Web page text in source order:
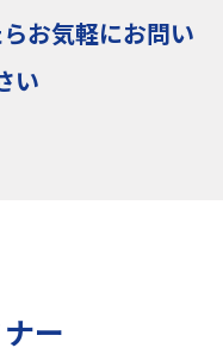
お気軽にお問い
い
ー